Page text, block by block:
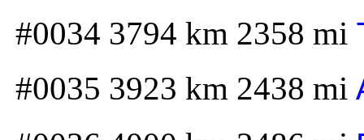
#0034 3794 km 2358 mi
#0035 3923 km 2438 mi